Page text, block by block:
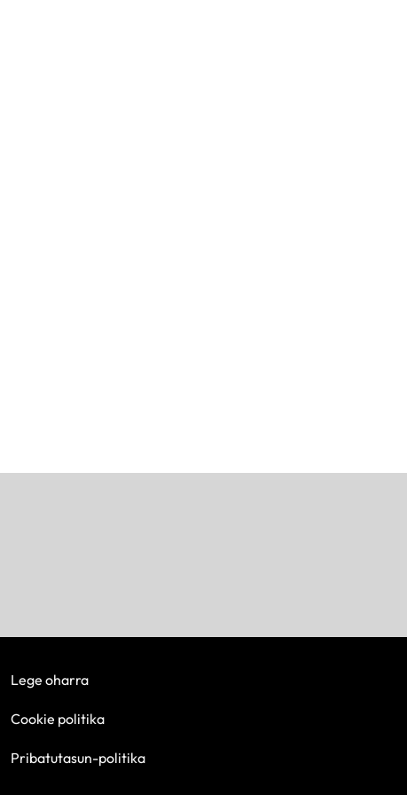
Lege oharra
Cookie politika
Pribatutasun-politika